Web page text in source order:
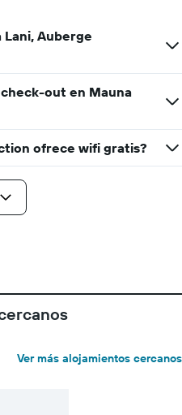
Auberge
out en Mauna
ofrece wifi gratis?
Ver más alojamientos cercanos